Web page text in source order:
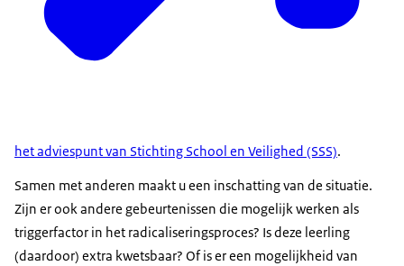
het adviespunt van Stichting School en Veilighed (SSS).
Samen met anderen maakt u een inschatting van de situatie.
Zijn er ook andere gebeurtenissen die mogelijk werken als
triggerfactor in het radicaliseringsproces? Is deze leerling
(daardoor) extra kwetsbaar? Of is er een mogelijkheid van